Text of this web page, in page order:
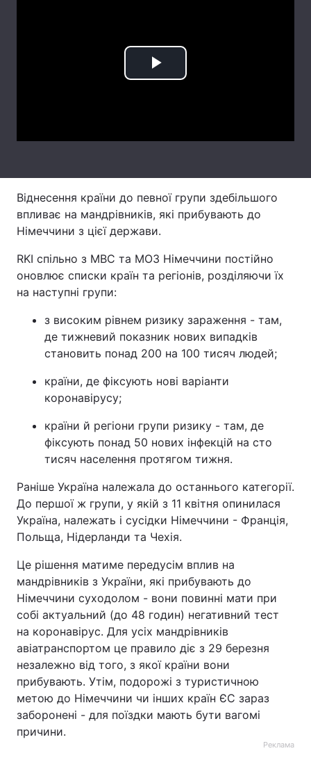
Вакансії
Тема оформлення
Play
Віднесення країни до певної групи здебільшого
впливає на мандрівників, які прибувають до
Німеччини з цієї держави.
RKI спільно з МВС та МОЗ Німеччини постійно
оновлює списки країн та регіонів, розділяючи їх
на наступні групи:
з високим рівнем ризику зараження - там,
де тижневий показник нових випадків
становить понад 200 на 100 тисяч людей;
країни, де фіксують нові варіанти
коронавірусу;
країни й регіони групи ризику - там, де
фіксують понад 50 нових інфекцій на сто
тисяч населення протягом тижня.
Раніше Україна належала до останнього категорії.
До першої ж групи, у якій з 11 квітня опинилася
Україна, належать і сусідки Німеччини - Франція,
Польща, Нідерланди та Чехія.
Це рішення матиме передусім вплив на
мандрівників з України, які прибувають до
Німеччини суходолом - вони повинні мати при
собі актуальний (до 48 годин) негативний тест
на коронавірус. Для усіх мандрівників
авіатранспортом це правило діє з 29 березня
незалежно від того, з якої країни вони
прибувають. Утім, подорожі з туристичною
метою до Німеччини чи інших країн ЄС зараз
заборонені - для поїздки мають бути вагомі
причини.
Реклама